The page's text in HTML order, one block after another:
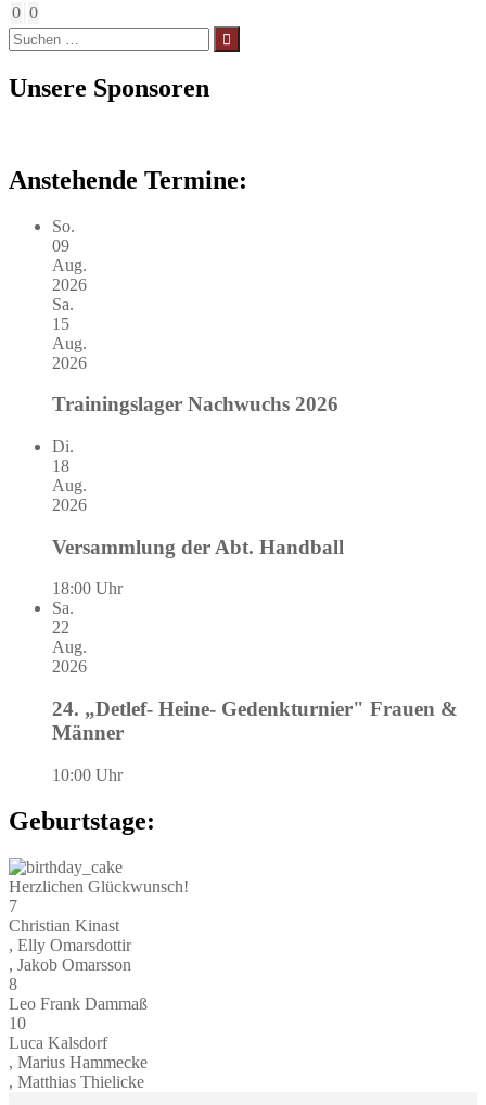
0 0
Suchen
nach:
Unsere Sponsoren
Anstehende Termine:
So.
09
Aug.
2026
Sa.
15
Aug.
2026
Trainingslager Nachwuchs 2026
Di.
18
Aug.
2026
Versammlung der Abt. Handball
18:00 Uhr
Sa.
22
Aug.
2026
24. „Detlef- Heine- Gedenkturnier" Frauen &
Männer
10:00 Uhr
Geburtstage:
Herzlichen Glückwunsch!
7
Christian Kinast
, Elly Omarsdottir
, Jakob Omarsson
8
Leo Frank Dammaß
10
Luca Kalsdorf
, Marius Hammecke
, Matthias Thielicke